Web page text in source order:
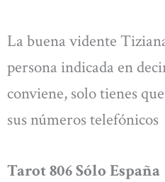
La buena vidente
persona indicada en
conviene, solo tienes
sus números telefónicos
Tarot 806 Sólo España